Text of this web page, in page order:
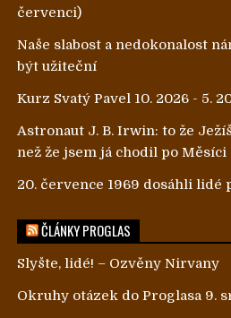
červenci)
Naše slabost a nedokonalost
být užiteční
Kurz Svatý Pavel 10. 2026 - 5.
Astronaut J. B. Irwin: to že
než že jsem já chodil po Měsíci
20. července 1969 dosáhli lidé
ČLÁNKY PROGLAS
Slyšte, lidé! – Ozvěny Nirvany
Okruhy otázek do Proglasa 9.